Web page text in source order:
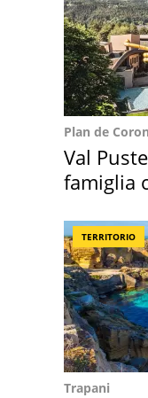
Plan de
Val
famiglia
TERRITORIO
Trapani